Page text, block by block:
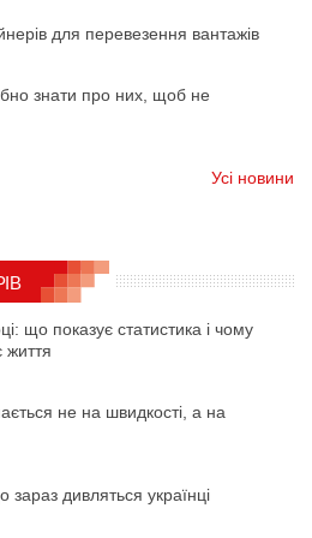
для перевезення вантажів
знати про них, щоб не
Усі новини
що показує статистика і чому
життя
не на швидкості, а на
дивляться українці